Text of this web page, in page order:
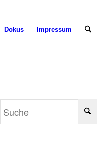
Dokus Impressum